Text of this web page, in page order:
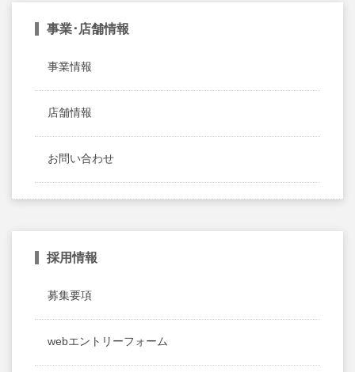
事業･店舗情報
事業情報
店舗情報
お問い合わせ
採用情報
募集要項
webエントリーフォーム